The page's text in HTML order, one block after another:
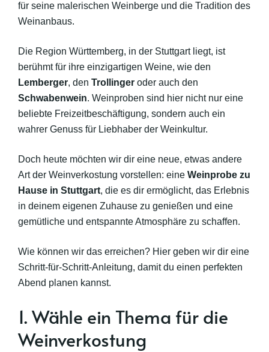
für seine malerischen Weinberge und die Tradition des
Weinanbaus.
Die Region Württemberg, in der Stuttgart liegt, ist
berühmt für ihre einzigartigen Weine, wie den
Lemberger, den Trollinger oder auch den
Schwabenwein. Weinproben sind hier nicht nur eine
beliebte Freizeitbeschäftigung, sondern auch ein
wahrer Genuss für Liebhaber der Weinkultur.
Doch heute möchten wir dir eine neue, etwas andere
Art der Weinverkostung vorstellen: eine Weinprobe zu
Hause in Stuttgart, die es dir ermöglicht, das Erlebnis
in deinem eigenen Zuhause zu genießen und eine
gemütliche und entspannte Atmosphäre zu schaffen.
Wie können wir das erreichen? Hier geben wir dir eine
Schritt-für-Schritt-Anleitung, damit du einen perfekten
Abend planen kannst.
1. Wähle ein Thema für die
Weinverkostung